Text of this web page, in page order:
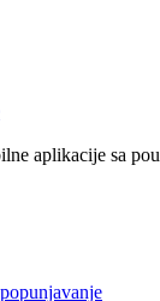
aplikacije sa